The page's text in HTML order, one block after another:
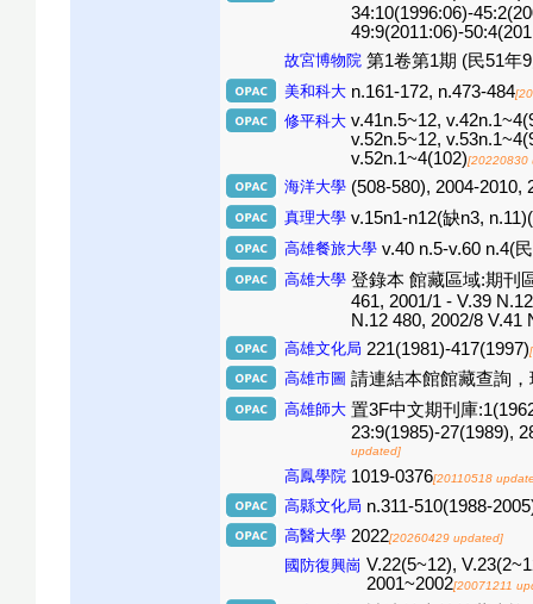
34:10(1996:06)-
49:9(2011:06)-
故宮博物院 第1卷第1期 (民51年
美和科大 n.161-172, n.473-484
修平科大 v.41n.5~12,
v.52n.5~12,
v.52n.1~4(102)[20220830
海洋大學 (508-580), 2004-2010,
真理大學 v.15n1-n12(缺n3,
高雄餐旅大學 v.40 n.5-v.60 n.4(
高雄大學 登錄本 館藏區域:期刊
461, 2001/1 - V.39
N.12 480, 2002/8 V.41
高雄文化局 221(1981)-417(1997)
高雄市圖 請連結本館館藏查詢
高雄師大 置3F中文期刊庫
23:9(1985)-27(1989),
updated]
高鳳學院 1019-0376[20110518
高縣文化局 n.311-510(1988-
高醫大學 2022[20260429 updated]
國防復興崗 V.22(5~12),
2001~2002[20071211